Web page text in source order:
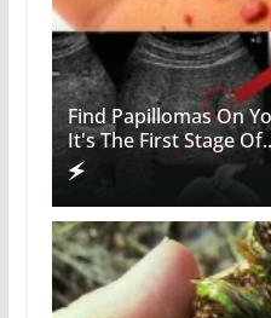
Find Papillomas On
It's The First Stage